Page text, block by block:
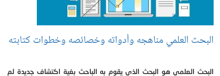
البحث العلمي مناهجه وأدواته وخصائصه وخطوات كتابته
البحث العلمي هو البحث الذي يقوم به الباحث بغية اكتشاف جديدة لم